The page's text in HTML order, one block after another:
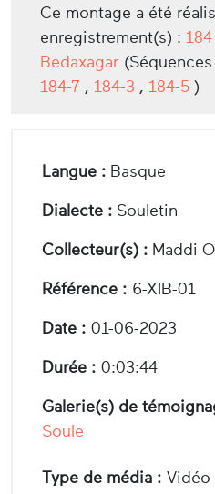
Ce montage a été
enregistrement(s) :
Bedaxagar (Séquences
184-7 , 184-3 , 184-5 )
Langue : Basque
Dialecte : Souletin
Collecteur(s) : Maddi
Référence : 6-XIB-01
Date : 01-06-2023
Durée : 0:03:44
Galerie(s) de
Soule
Type de média : Vidéo